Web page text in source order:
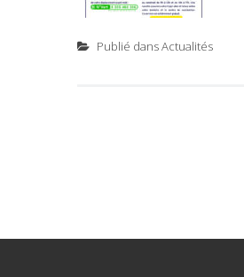
Publié dansActualités